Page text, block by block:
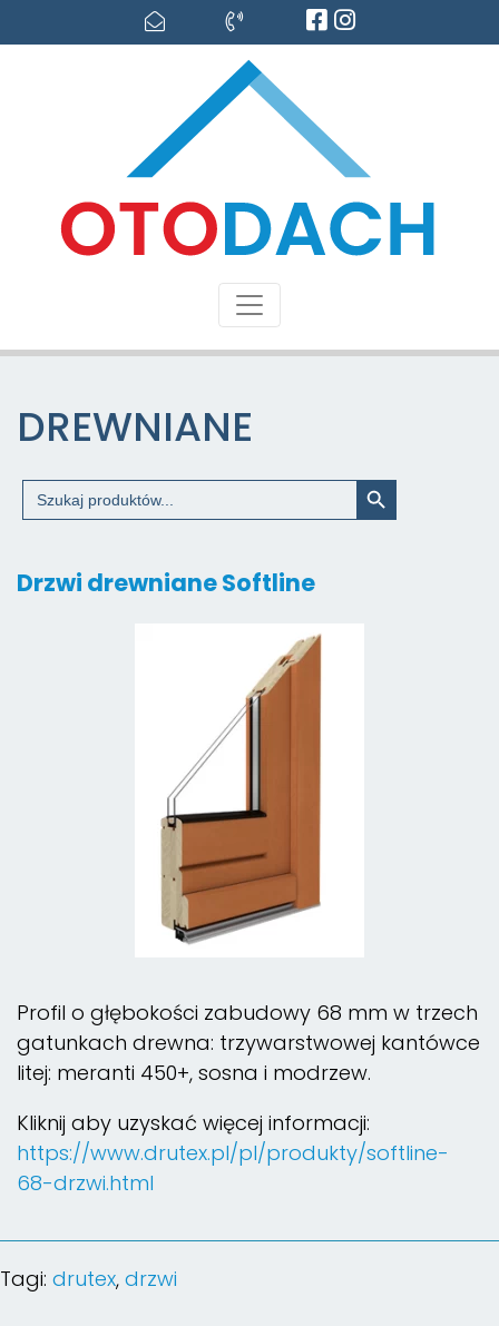
DREWNIANE
Search
for:
Search Button
Drzwi drewniane Softline
Profil o głębokości zabudowy 68 mm w trzech
gatunkach drewna: trzywarstwowej kantówce
litej: meranti 450+, sosna i modrzew.
Kliknij aby uzyskać więcej informacji:
https://www.drutex.pl/pl/produkty/softline-
68-drzwi.html
Tagi: drutex, drzwi